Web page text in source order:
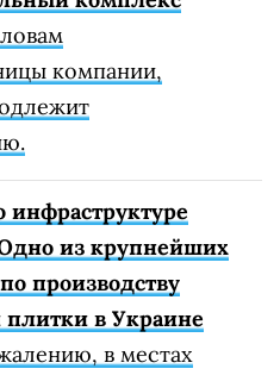
компании,
из крупнейших
производству
в Украине
в местах